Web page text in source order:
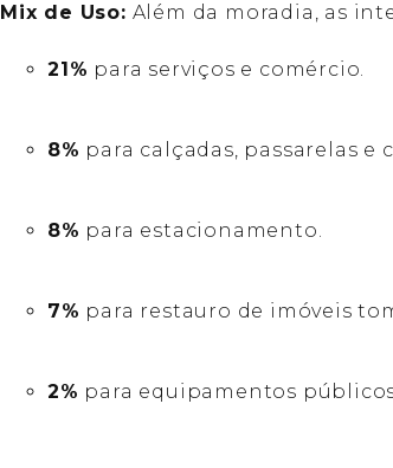
Mix de Uso: Além da moradia, as
21% para serviços e comércio.
8% para calçadas, passarelas e
8% para estacionamento.
7% para restauro de imóveis
2% para equipamentos